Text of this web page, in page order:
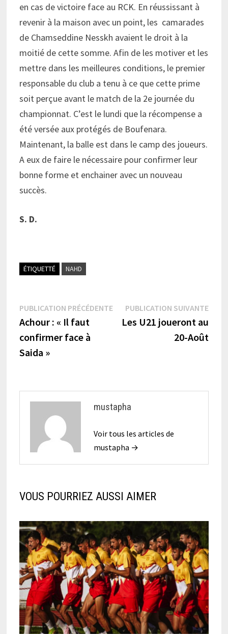
en cas de victoire face au RCK. En réussissant à
revenir à la maison avec un point, les camarades
de Chamseddine Nesskh avaient le droit à la
moitié de cette somme. Afin de les motiver et les
mettre dans les meilleures conditions, le premier
responsable du club a tenu à ce que cette prime
soit perçue avant le match de la 2e journée du
championnat. C’est le lundi que la récompense a
été versée aux protégés de Boufenara.
Maintenant, la balle est dans le camp des joueurs.
A eux de faire le nécessaire pour confirmer leur
bonne forme et enchainer avec un nouveau
succès.
S. D.
ÉTIQUETTÉ NAHD
Navigation
de
l’article
PUBLICATION PRÉCÉDENTEPublication
précédente :
Achour : « Il faut
confirmer face à
Saida »
PUBLICATION SUIVANTE
Les U21 joueront au
20-Août
mustapha
Voir tous les articles de
mustapha →
VOUS POURRIEZ AUSSI AIMER